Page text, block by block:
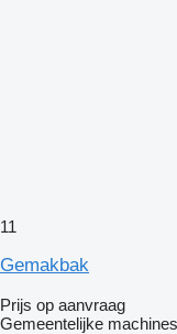
11
Gemakbak
Prijs op aanvraag
Gemeentelijke